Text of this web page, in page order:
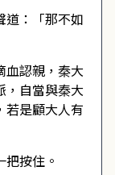
道：「那不如
血認親，秦大
，自當與秦大
若是顧大人有
按住。